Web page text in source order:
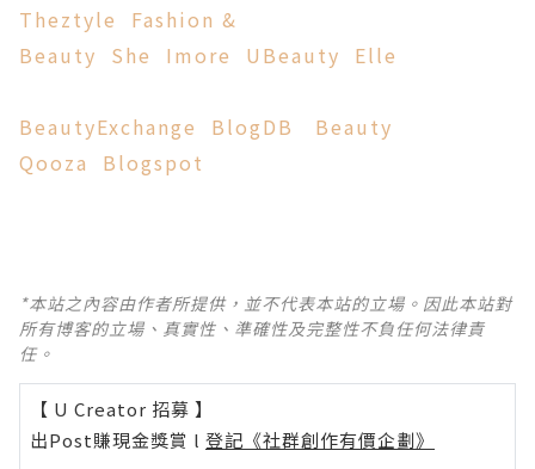
Theztyle
Fashion &
Beauty
She Imore UBeauty Elle
BeautyExchange BlogDB
Beauty
Qooza
Blogspot
*本站之內容由作者所提供，並不代表本站的立場。因此本站對
所有博客的立場、真實性、準確性及完整性不負任何法律責
任。
【 U Creator 招募 】
出Post賺現金獎賞 l 登記《社群創作有價企劃》